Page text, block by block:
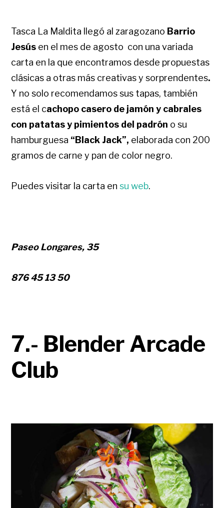
Tasca La Maldita llegó al zaragozano Barrio
Jesús en el mes de agosto con una variada
carta en la que encontramos desde propuestas
clásicas a otras más creativas y sorprendentes.
Y no solo recomendamos sus tapas, también
está el cachopo casero de jamón y cabrales
con patatas y pimientos del padrón o su
hamburguesa “Black Jack”, elaborada con 200
gramos de carne y pan de color negro.
Puedes visitar la carta ensu web.
Paseo Longares, 35
876 45 13 50
7.- Blender Arcade
Club